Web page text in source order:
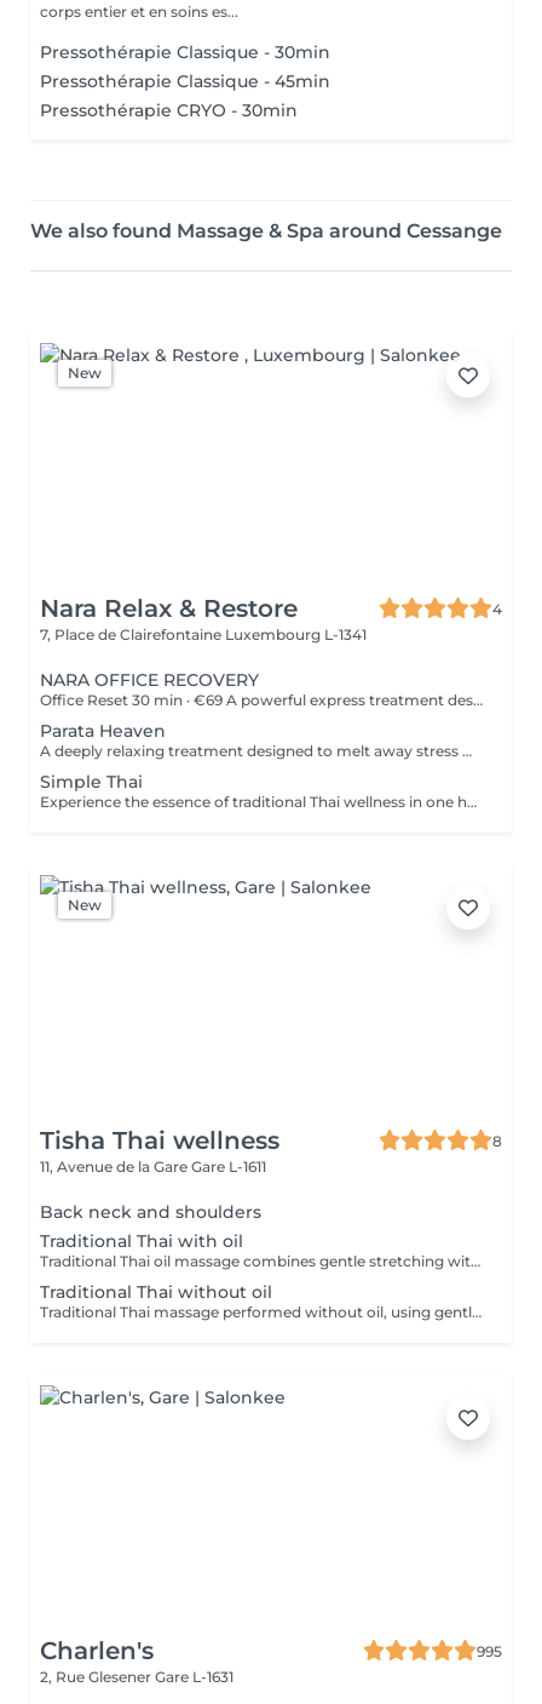
corps entier et en soins es...
Pressothérapie Classique - 30min
Pressothérapie Classique - 45min
Pressothérapie CRYO - 30min
We also found Massage & Spa around Cessange
New
Nara Relax & Restore
4
7, Place de Clairefontaine Luxembourg L-1341
NARA OFFICE RECOVERY
Office Reset 30 min · €69 A powerful express treatment designed to release upper-body tension and calm the mind when time is limited. Includes: Upper Back Massage Neck & Shoulder Massage Acupressure Head Massage Targeted Hot Stones Cooling Jade Eye Mask Results: Looser muscles A lighter head Soothed, refreshed eyes A calmer mind Ideal during a lunch break or after work. Office Reset Plus 45 min · €89 A deeper upper-body recovery treatment with added foot relaxation for tired, heavy feet. Includes: Upper Back Massage Neck & Shoulder Massage Acupressure Head Massage Relaxing Foot Massage Targeted Hot Stones Cooling Jade Eye Mask Results: Reduced tension from prolonged sitting Refreshed feet and legs Renewed energy A calmer body and mind Executive Recovery 75 min · €139 Our complete head-to-toe ritual, created for accumulated stress and deeper physical fatigue. Includes: Detailed Back Massage Neck & Shoulder Massage Acupressure Head Massage Hand Acupressure Foot Reflexology Targeted Hot Stones Cooling Jade Eye Relaxation Results: Deeper muscular relaxation A lighter, re-energised body A calmer mind Restored balance and vitality Every treatment uses organic coconut oil and organic aromatherapy oils to soften the skin, ease muscular tension and promote deep relaxation.
Parata Heaven
A deeply relaxing treatment designed to melt away stress where it accumulates most. Combining a 60-minute Indian Head & Shoulder Massage with a 30-minute Office Syndrome Back & Shoulder Massage, this package focuses on the scalp, neck, shoulders, and upper back to release tension, calm the mind, and restore a feeling of lightness and wellbeing. Includes: Indian Head & Shoulder Massage 60 min Office Syndrome Back & Shoulder Massage 30 min
Simple Thai
Experience the essence of traditional Thai wellness in one harmonious ritual. Designed to relax the body, ease muscular tension, improve circulation, and restore a lasting sense of balance and wellbeing. Includes: Traditional Thai Oil Massage 90 min Thai Foot Reflexology 45 min
New
Tisha Thai wellness
8
11, Avenue de la Gare Gare L-1611
Back neck and shoulders
Traditional Thai with oil
Traditional Thai oil massage combines gentle stretching with flowing massage techniques using warm oil to ease muscle tension, improve circulation, and promote deep relaxation.
Traditional Thai without oil
Traditional Thai massage performed without oil, using gentle stretching and acupressure techniques to relieve muscle tension, improve flexibility, and promote deep relaxation.
Charlen's
995
2, Rue Glesener Gare L-1631